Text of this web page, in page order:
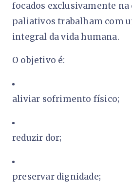
focados exclusivamente na
paliativos trabalham com
integral da vida humana.
O objetivo é:
aliviar sofrimento físico;
reduzir dor;
preservar dignidade;